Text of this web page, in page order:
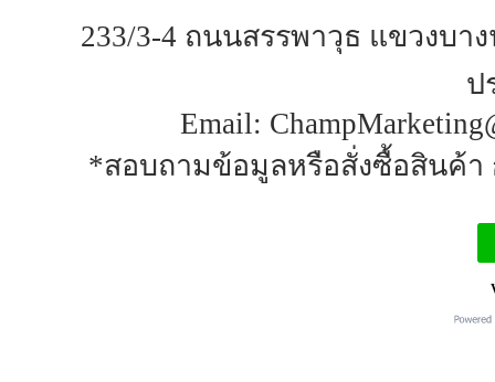
233/3-4 ถนนสรรพาวุธ แขวงบา
ป
Email:
*สอบถามข้อมูลหรือสั่งซื้อสินค้า